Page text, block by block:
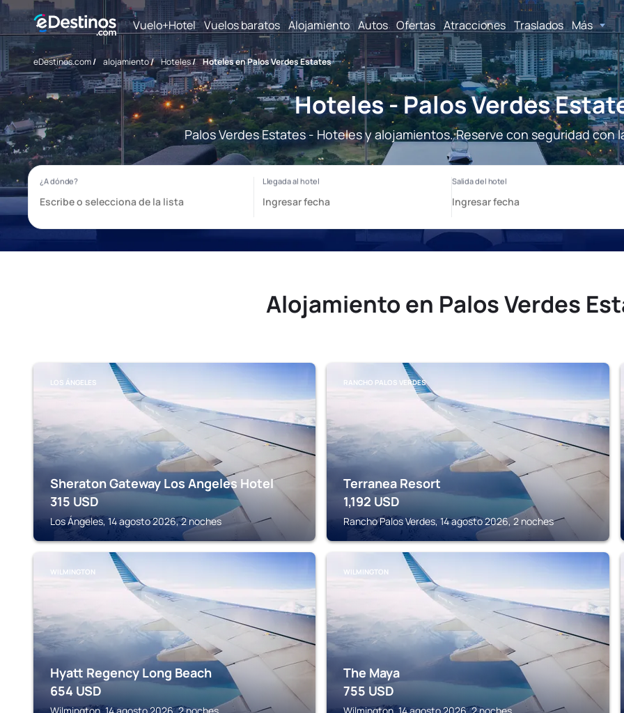
Vuelo+Hotel Vuelos baratos Alojamiento Autos Ofertas Atracciones Traslados Más
eDestinos.com/ alojamiento/ Hoteles/ Hoteles en Palos Verdes Estates
Hoteles - Palos Verdes
Palos Verdes Estates - Hoteles y alojamientos. Reserve con seguridad con
Alojamiento en Palos Verdes
LOS ÁNGELES
Sheraton Gateway Los Angeles Hotel
315 USD
Los Ángeles, 14 agosto 2026, 2 noches
RANCHO PALOS VERDES
Terranea Resort
1,192 USD
Rancho Palos Verdes, 14 agosto 2026, 2 noches
WILMINGTON
Hyatt Regency Long Beach
654 USD
WILMINGTON
The Maya
755 USD